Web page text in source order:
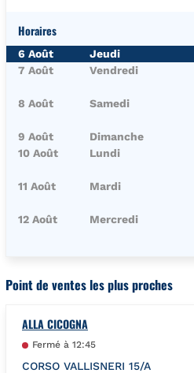
Horaires
Jour de la SemaineHoraires
6 Août Jeudi
7 Août
Vendredi
8 Août
Samedi
9 Août
Dimanche
10 Août
Lundi
11 Août
Mardi
12 Août
Mercredi
Point de ventes les plus proches
ALLA CICOGNA
Fermé à 12:45
CORSO VALLISNERI 15/A